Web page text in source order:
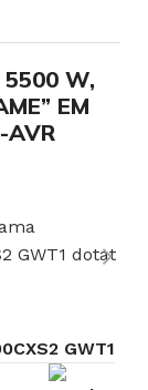
5500 W,
EM
AVR
GWT1